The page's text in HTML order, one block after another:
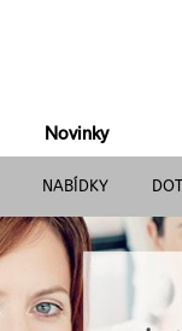
Novinky
NABÍDKY